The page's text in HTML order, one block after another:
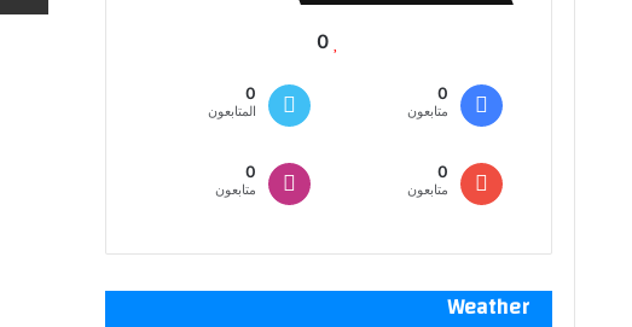
0
0
متابعون
0
المتابعون
0
متابعون
0
متابعون
Weather